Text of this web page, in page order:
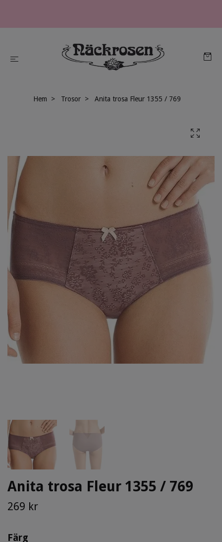
Hem Trosor Anita trosa Fleur 1355 / 769
Anita trosa Fleur 1355 / 769
269 kr
Färg